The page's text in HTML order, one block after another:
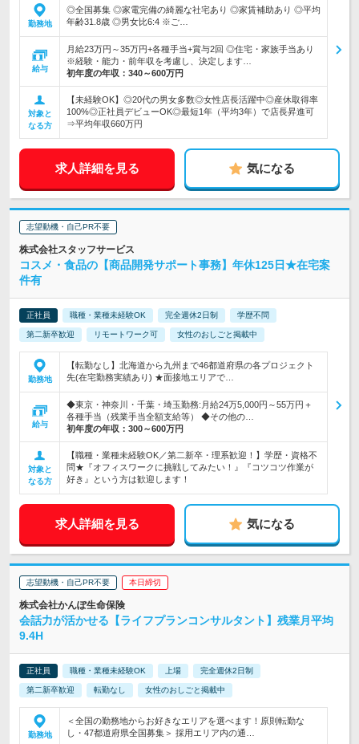
勤務地
◎全国募集 ◎家電完備の綺麗な社宅あり ◎家賃補助あり ◎平均
年齢31.8歳 ◎男女比6:4 ※ご…
給与
月給23万円～35万円+各種手当+賞与2回 ◎住宅・家族手当あり
※経験・能力・前年収を考慮し、決定します…
初年度の年収： 340～600万円
対象と
なる方
【未経験OK】◎20代の男女多数◎女性店長活躍中◎産休取得率
100%◎正社員デビューOK◎最短1年（平均3年）で店長昇進可
⇒平均年収660万円
求人詳細を見る 気になる
志望動機・自己PR不要
株式会社スタッフサービス
コスメ・食品の【商品開発サポート事務】年休125日★在宅案
件有
正社員 職種・業種未経験OK 完全週休2日制 学歴不問
第二新卒歓迎 リモートワーク可 女性のおしごと掲載中
勤務地
【転勤なし】北海道から九州まで46都道府県の各プロジェクト
先(在宅勤務実績あり) ★面接地エリアで…
給与
◆東京・神奈川・千葉・埼玉勤務:月給24万5,000円～55万円＋
各種手当（残業手当全額支給等） ◆その他の…
初年度の年収： 300～600万円
対象と
なる方
【職種・業種未経験OK／第二新卒・理系歓迎！】学歴・資格不
問★『オフィスワークに挑戦してみたい！』『コツコツ作業が
好き』という方は歓迎します！
求人詳細を見る 気になる
志望動機・自己PR不要 本日締切
株式会社かんぽ生命保険
会話力が活かせる【ライフプランコンサルタント】残業月平均
9.4H
正社員 職種・業種未経験OK 上場 完全週休2日制
第二新卒歓迎 転勤なし 女性のおしごと掲載中
勤務地
＜全国の勤務地からお好きなエリアを選べます！原則転勤な
し・47都道府県全国募集＞ 採用エリア内の通…